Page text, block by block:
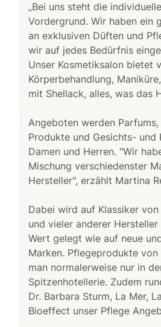
„Bei uns steht die
Vordergrund. Wir haben ein
an exklusiven Düften und
wir auf jedes Bedürfnis
Unser Kosmetiksalon bietet
Körperbehandlung,
mit Shellack, alles, was das
Angeboten werden
Produkte und Gesichts- und
Damen und Herren. "Wir
Mischung verschiedenster
Hersteller", erzählt Martina
Dabei wird auf Klassiker von
und vieler anderer Hersteller
Wert gelegt wie auf neue
Marken. Pflegeprodukte
man normalerweise nur in
Spitzenhotellerie. Zudem
Dr. Barbara Sturm, La Mer,
Bioeffect unser Pflege